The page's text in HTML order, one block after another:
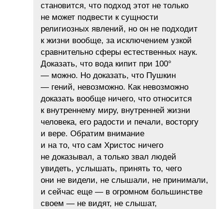
становится, что подход этот не только
не может подвести к сущности
религиозных явлений, но он не подходит
к жизни вообще, за исключением узкой
сравнительно сферы естественных наук.
Доказать, что вода кипит при 100°
— можно. Но доказать, что Пушкин
— гений, невозможно. Как невозможно
доказать вообще ничего, что относится
к внутреннему миру, внутренней жизни
человека, его радости и печали, восторгу
и вере. Обратим внимание
и на то, что сам Христос ничего
не доказывал, а только звал людей
увидеть, услышать, принять то, чего
они не видели, не слышали, не принимали,
и сейчас еще — в огромном большинстве
своем — не видят, не слышат,